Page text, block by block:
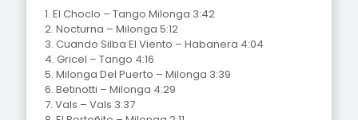
1. El Choclo – Tango Milonga 3:42
2. Nocturna – Milonga 5:12
3. Cuando Silba El Viento – Habanera 4:04
4. Gricel – Tango 4:16
5. Milonga Del Puerto – Milonga 3:39
6. Betinotti – Milonga 4:29
7. Vals – Vals 3:37